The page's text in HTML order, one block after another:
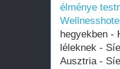
élménye
hegyekben -
léleknek -
Ausztria -